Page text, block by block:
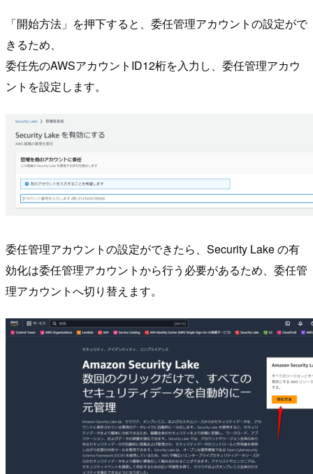
「開始方法」を押下すると、委任管理アカウントの設定がで
きるため、
委任先のAWSアカウントID12桁を入力し、委任管理アカウ
ントを設定します。
委任管理アカウントの設定ができたら、Security Lake の有
効化は委任管理アカウントから行う必要があるため、委任管
理アカウントへ切り替えます。